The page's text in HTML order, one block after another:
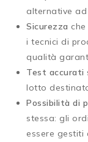
alternative
Sicurezza
i tecnici di
qualità
Test accurati
lotto
Possibilità di
stessa: gli
essere gestiti